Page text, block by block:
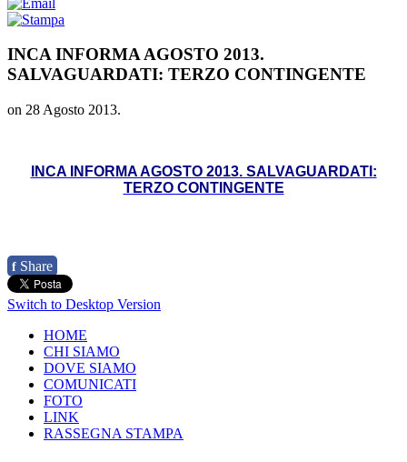
INCA INFORMA AGOSTO 2013.
SALVAGUARDATI: TERZO CONTINGENTE
on 28 Agosto 2013.
INCA INFORMA AGOSTO 2013. SALVAGUARDATI:
TERZO CONTINGENTE
f Share
Switch to Desktop Version
HOME
CHI SIAMO
DOVE SIAMO
COMUNICATI
FOTO
LINK
RASSEGNA STAMPA